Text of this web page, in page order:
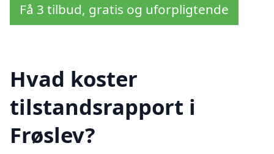
Få 3 tilbud, gratis og uforpligtende
Hvad koster
tilstandsrapport i
Frøslev?